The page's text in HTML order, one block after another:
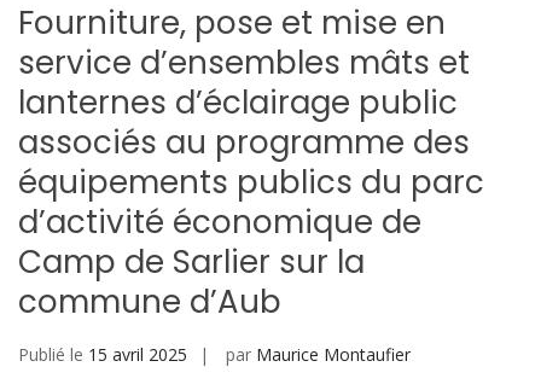
Fourniture, pose et mise en
service d’ensembles mâts et
lanternes d’éclairage public
associés au programme des
équipements publics du parc
d’activité économique de
Camp de Sarlier sur la
commune d’Aub
Publié le 15 avril 2025 par Maurice Montaufier